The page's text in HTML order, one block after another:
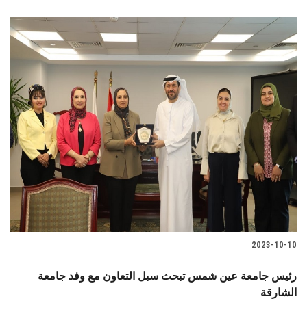
2023-10-10
رئيس جامعة عين شمس تبحث سبل التعاون مع وفد جامعة
الشارقة